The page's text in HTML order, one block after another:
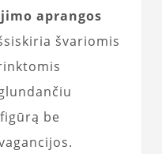
aprangos
švariomis
be